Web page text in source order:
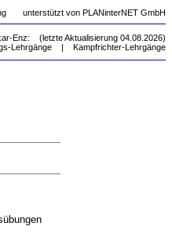
unterstützt von PLANinterNET GmbH
Enz: (letzte Aktualisierung 04.08.2026)
Lehrgänge | Kampfrichter-Lehrgänge